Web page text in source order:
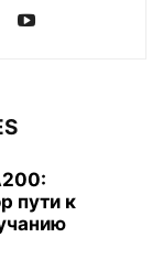
пути к